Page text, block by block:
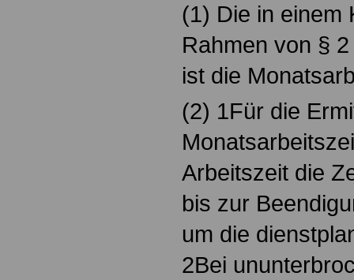
(1) Die in einem
Rahmen von §
ist die
(2) 1Für die
Arbeitszeit die
bis zur
um die
2Bei